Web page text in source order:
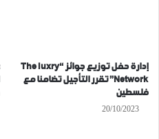
إدارة حفل توزيع جوائز “The luxry
Network” تقرر التأجيل تضامنا مع
فلسطين
20/10/2023